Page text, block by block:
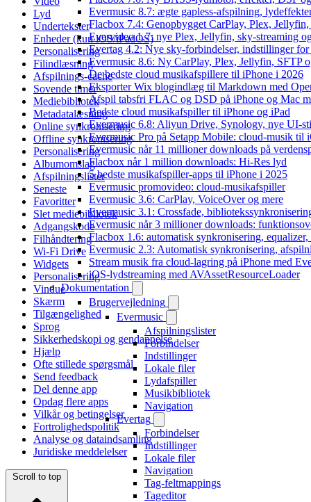
Evermusic 8.7: ægte gapless-afspilning,
Flacbox 7.4: Genopbygget CarPlay, Plex,
Evervideo 1.7: nye Plex, Jellyfin, sky-streaming
Evertag 4.2: Nye sky-forbindelser, indstillinger
Evermusic 8.6: Ny CarPlay, Plex, Jellyfin, SFTP
De bedste cloud musikafspillere til iPhone i 2026
Eksporter Wix blogindlæg til Markdown med
Afspil tabsfri FLAC og DSD på iPhone og Mac
Bedste cloud musikafspiller til iPhone og iPad
Evermusic 6.8: Aliyun Drive, Synology, nye UI-
Evermusic Pro på Setapp Mobile: cloud-musik til
Evermusic når 11 millioner downloads på
Flacbox når 1 million downloads: Hi-Res lyd
5 bedste musikafspiller-apps til iPhone i 2025
Evermusic promovideo: cloud-musikafspiller
Evermusic 3.6: CarPlay, VoiceOver og mere
Evermusic 3.1: Crossfade,
Evermusic når 3 millioner downloads:
Flacbox 1.6: automatisk synkronisering,
Evermusic 2.3: Automatisk synkronisering,
Stream musik fra cloud-lagring på iPhone med
iOS-lydstreaming med AVAssetResourceLoader
Dokumentation
Brugervejledning
Evermusic
Afspilningslister
Forbindelser
Indstillinger
Lokale filer
Lydafspiller
Musikbibliotek
Navigation
Evertag
Forbindelser
Indstillinger
Lokale filer
Navigation
Tag-feltmappings
Tageditor
Lyd
Undertekster
Enheder (kun iOS/iPadOS)
Personalisering
Filindlæsning
Afspilnings-cache
Sovende timer
Mediebibliotek
Metadatalæsning
Online synkronisering
Offline synkronisering
Personalisering
Albumomslag
Afspilningslister
Seneste
Favoritter
Slet mediebibliotek
Adgangskode
Filhåndtering
Wi-Fi Drive
Widgets
Personalisering
Vindue
Skærm
Tilgængelighed
Sprog
Sikkerhedskopi og gendannelse
Hjælp
Ofte stillede spørgsmål
Send feedback
Del denne app
Opdag flere apps
Vilkår og betingelser
Fortrolighedspolitik
Analyse og dataindsamling
Juridiske meddelelser
Scroll to top